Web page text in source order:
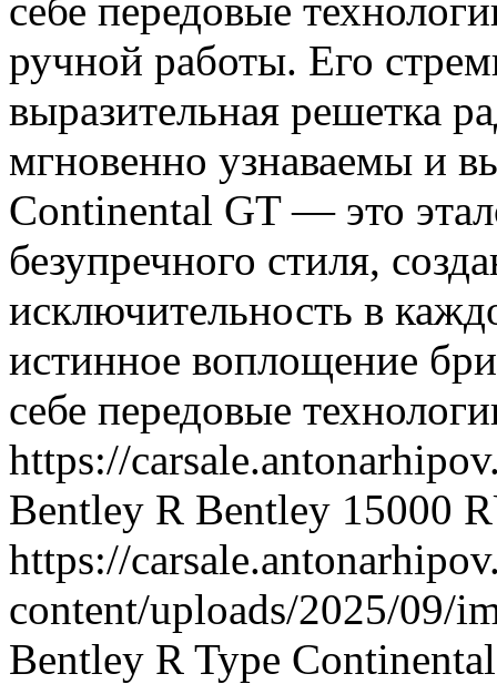
себе передовые
ручной работы. Его
выразительная решетка
мгновенно узнаваемы и
Continental GT — это
безупречного стиля,
исключительность в
истинное воплощение
себе передовые
https://
Bentley R Bentley 15000
https://
content/uploads/2025/09/
Bentley R Type